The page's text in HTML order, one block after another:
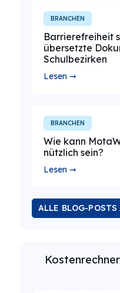
BRANCHEN
Barrierefreiheit
übersetzte
Schulbezirken
Lesen ➞
BRANCHEN
Wie kann
nützlich sein?
Lesen ➞
ALLE BLOG-POSTS